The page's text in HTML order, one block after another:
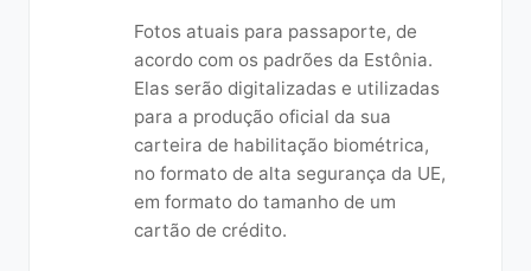
Fotos atuais para passaporte, de
acordo com os padrões da Estônia.
Elas serão digitalizadas e utilizadas
para a produção oficial da sua
carteira de habilitação biométrica,
no formato de alta segurança da UE,
em formato do tamanho de um
cartão de crédito.